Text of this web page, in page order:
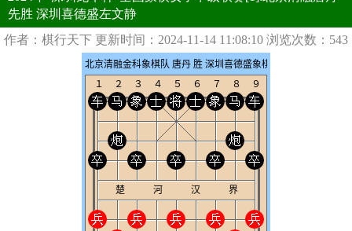
先胜 深圳喜德盛左文静
作者：棋行天下 更新时间：2024-11-14 11:08:10 浏览次数：543